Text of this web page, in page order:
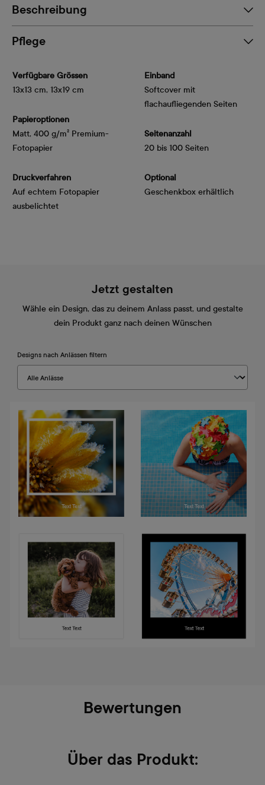
Beschreibung
Pflege
Verfügbare Grössen
13x13 cm, 13x19 cm
Papieroptionen
Matt, 400 g/m² Premium-
Fotopapier
Druckverfahren
Auf echtem Fotopapier
ausbelichtet
Einband
Softcover mit
flachaufliegenden Seiten
Seitenanzahl
20 bis 100 Seiten
Optional
Geschenkbox erhältlich
Jetzt gestalten
Wähle ein Design, das zu deinem Anlass passt, und gestalte
dein Produkt ganz nach deinen Wünschen
Designs nach Anlässen filtern
Bewertungen
Über das Produkt: